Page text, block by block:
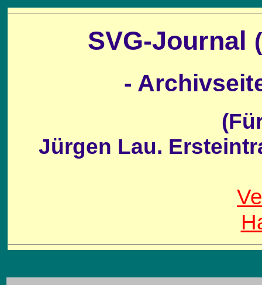
SVG-Journal (
-
(Für den
Jürgen Lau.